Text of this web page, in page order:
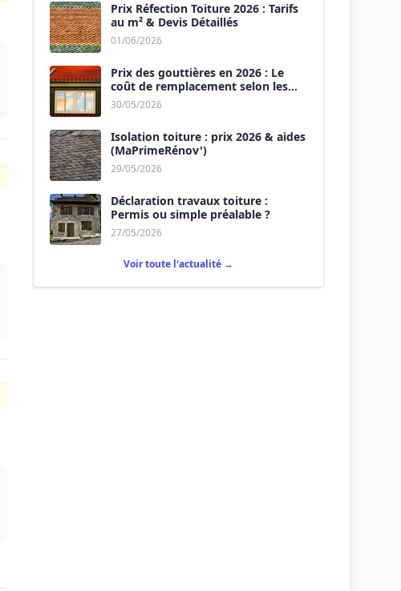
Prix Réfection Toiture 2026 : Tarifs
au m² & Devis Détaillés
01/06/2026
Prix des gouttières en 2026 : Le
coût de remplacement selon les
matériaux
30/05/2026
Isolation toiture : prix 2026 & aides
(MaPrimeRénov')
29/05/2026
Déclaration travaux toiture :
Permis ou simple préalable ?
27/05/2026
Voir toute l'actualité →